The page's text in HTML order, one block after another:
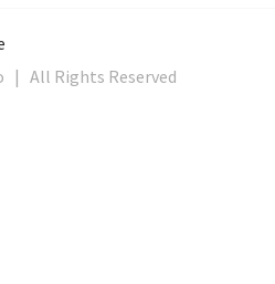
| All Rights Reserved